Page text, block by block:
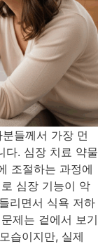
들께서 가장 먼
다. 심장 치료 약물
조절하는 과정에
심장 기능이 악
리면서 식욕 저하
제는 겉에서 보기
습이지만, 실제